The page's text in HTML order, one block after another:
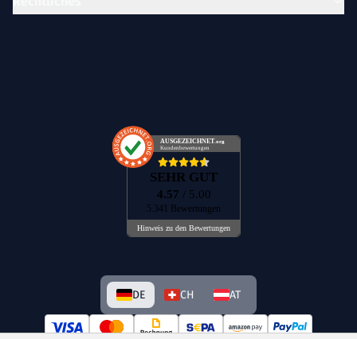
AUSGEZEICHNET .org
Kundenbewertungen
SEHR GUT
4.57 / 5.00
5.341 Bewertungen
Hinweis zu den Bewertungen
DE CH AT